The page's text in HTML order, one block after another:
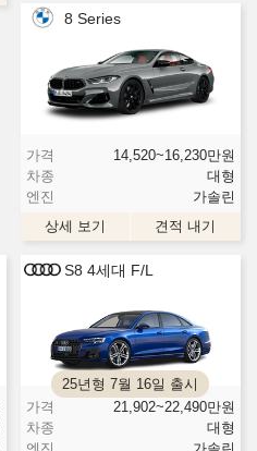
8 Series
가격 14,520~16,230만원
차종
대형
엔진
가솔린
상세 보기
견적 내기
S8 4세대 F/L
25년형 7월 16일 출시
가격
21,902~22,490만원
차종
대형